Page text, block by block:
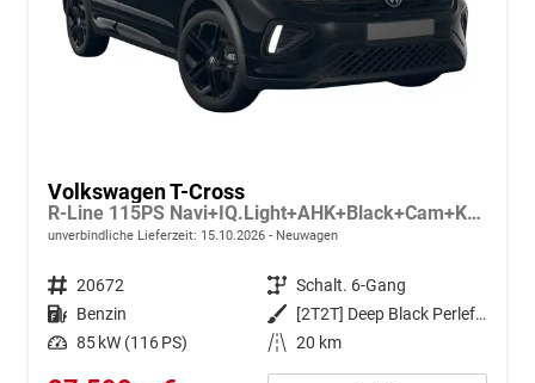
Volkswagen T-Cross
R-Line 115PS Navi+IQ.Light+AHK+Black+Cam+Keyless+GV5+Side+Climatronic
unverbindliche Lieferzeit: 15.10.2026 Neuwagen
Fahrzeugnr. 20672 Getriebe Schalt. 6-Gang
Kraftstoff Benzin Außenfarbe
[2T2T] Deep Black Perleffekt
Leistung 85 kW (116 PS) Kilometerstand 20 km